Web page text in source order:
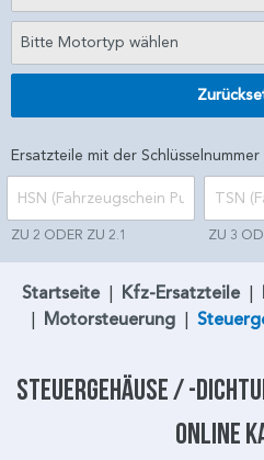
Bitte Motortyp wählen
Ersatzteile mit der Schlüsselnummer
ZU 2 ODER ZU 2.1 ZU 3
Startseite | Kfz-Ersatzteile |
| Motorsteuerung |
Steuergehäuse / -
online